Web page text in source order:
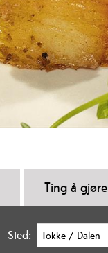
Ting å gjøre
Sted: